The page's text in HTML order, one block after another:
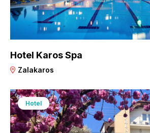
Hotel Karos Spa
Zalakaros
Hotel